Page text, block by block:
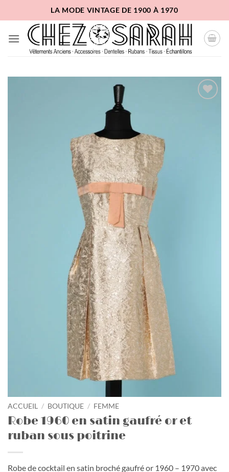
au
contenu
LA MODE VINTAGE DE 1900 À 1970
ACCUEIL / BOUTIQUE / FEMME
Robe 1960 en satin gaufré or et
ruban sous poitrine
Robe de cocktail en satin broché gaufré or 1960 – 1970 avec